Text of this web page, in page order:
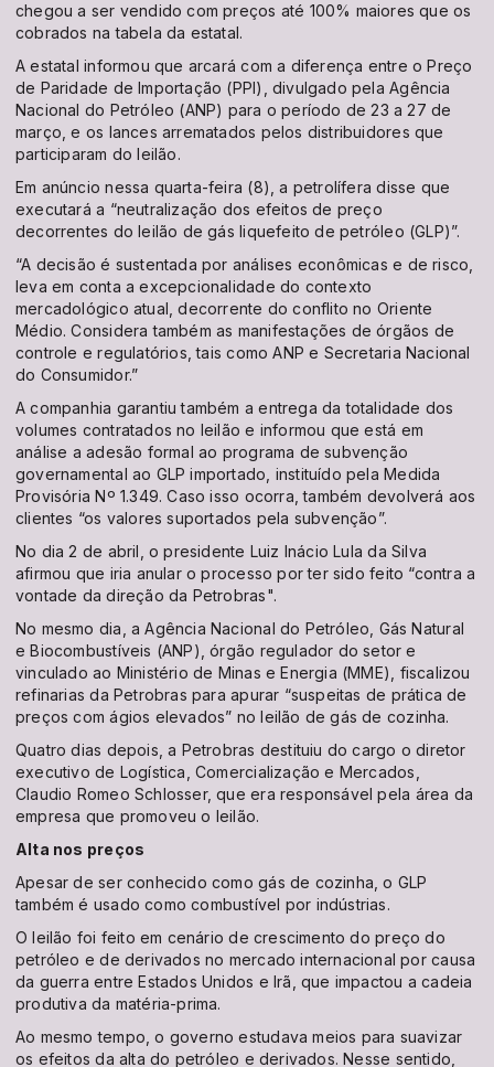
chegou a ser vendido com preços até 100% maiores que os
cobrados na tabela da estatal.
A estatal informou que arcará com a diferença entre o Preço
de Paridade de Importação (PPI), divulgado pela Agência
Nacional do Petróleo (ANP) para o período de 23 a 27 de
março, e os lances arrematados pelos distribuidores que
participaram do leilão.
Em anúncio nessa quarta-feira (8), a petrolífera disse que
executará a “neutralização dos efeitos de preço
decorrentes do leilão de gás liquefeito de petróleo (GLP)”.
“A decisão é sustentada por análises econômicas e de risco,
leva em conta a excepcionalidade do contexto
mercadológico atual, decorrente do conflito no Oriente
Médio. Considera também as manifestações de órgãos de
controle e regulatórios, tais como ANP e Secretaria Nacional
do Consumidor.”
A companhia garantiu também a entrega da totalidade dos
volumes contratados no leilão e informou que está em
análise a adesão formal ao programa de subvenção
governamental ao GLP importado, instituído pela Medida
Provisória Nº 1.349. Caso isso ocorra, também devolverá aos
clientes “os valores suportados pela subvenção”.
No dia 2 de abril, o presidente Luiz Inácio Lula da Silva
afirmou que iria anular o processo por ter sido feito “contra a
vontade da direção da Petrobras".
No mesmo dia, a Agência Nacional do Petróleo, Gás Natural
e Biocombustíveis (ANP), órgão regulador do setor e
vinculado ao Ministério de Minas e Energia (MME), fiscalizou
refinarias da Petrobras para apurar “suspeitas de prática de
preços com ágios elevados” no leilão de gás de cozinha.
Quatro dias depois, a Petrobras destituiu do cargo o diretor
executivo de Logística, Comercialização e Mercados,
Claudio Romeo Schlosser, que era responsável pela área da
empresa que promoveu o leilão.
Alta nos preços
Apesar de ser conhecido como gás de cozinha, o GLP
também é usado como combustível por indústrias.
O leilão foi feito em cenário de crescimento do preço do
petróleo e de derivados no mercado internacional por causa
da guerra entre Estados Unidos e Irã, que impactou a cadeia
produtiva da matéria-prima.
Ao mesmo tempo, o governo estudava meios para suavizar
os efeitos da alta do petróleo e derivados. Nesse sentido,